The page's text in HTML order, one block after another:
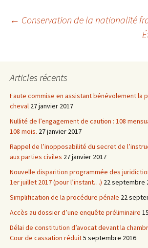
Navigation
articles
← Conservation de la nationalité
Articles récents
Faute commise en assistant bénévolement la
cheval 27 janvier 2017
Nullité de l’engagement de caution : 108
108 mois. 27 janvier 2017
Rappel de l’inopposabilité du secret de
aux parties civiles 27 janvier 2017
Nouvelle disparition programmée des
1er juillet 2017 (pour l’instant…) 22 septembre
Simplification de la procédure pénale 22
Accès au dossier d’une enquête préliminaire
Délai de constitution d’avocat devant la
Cour de cassation réduit5 septembre 2016